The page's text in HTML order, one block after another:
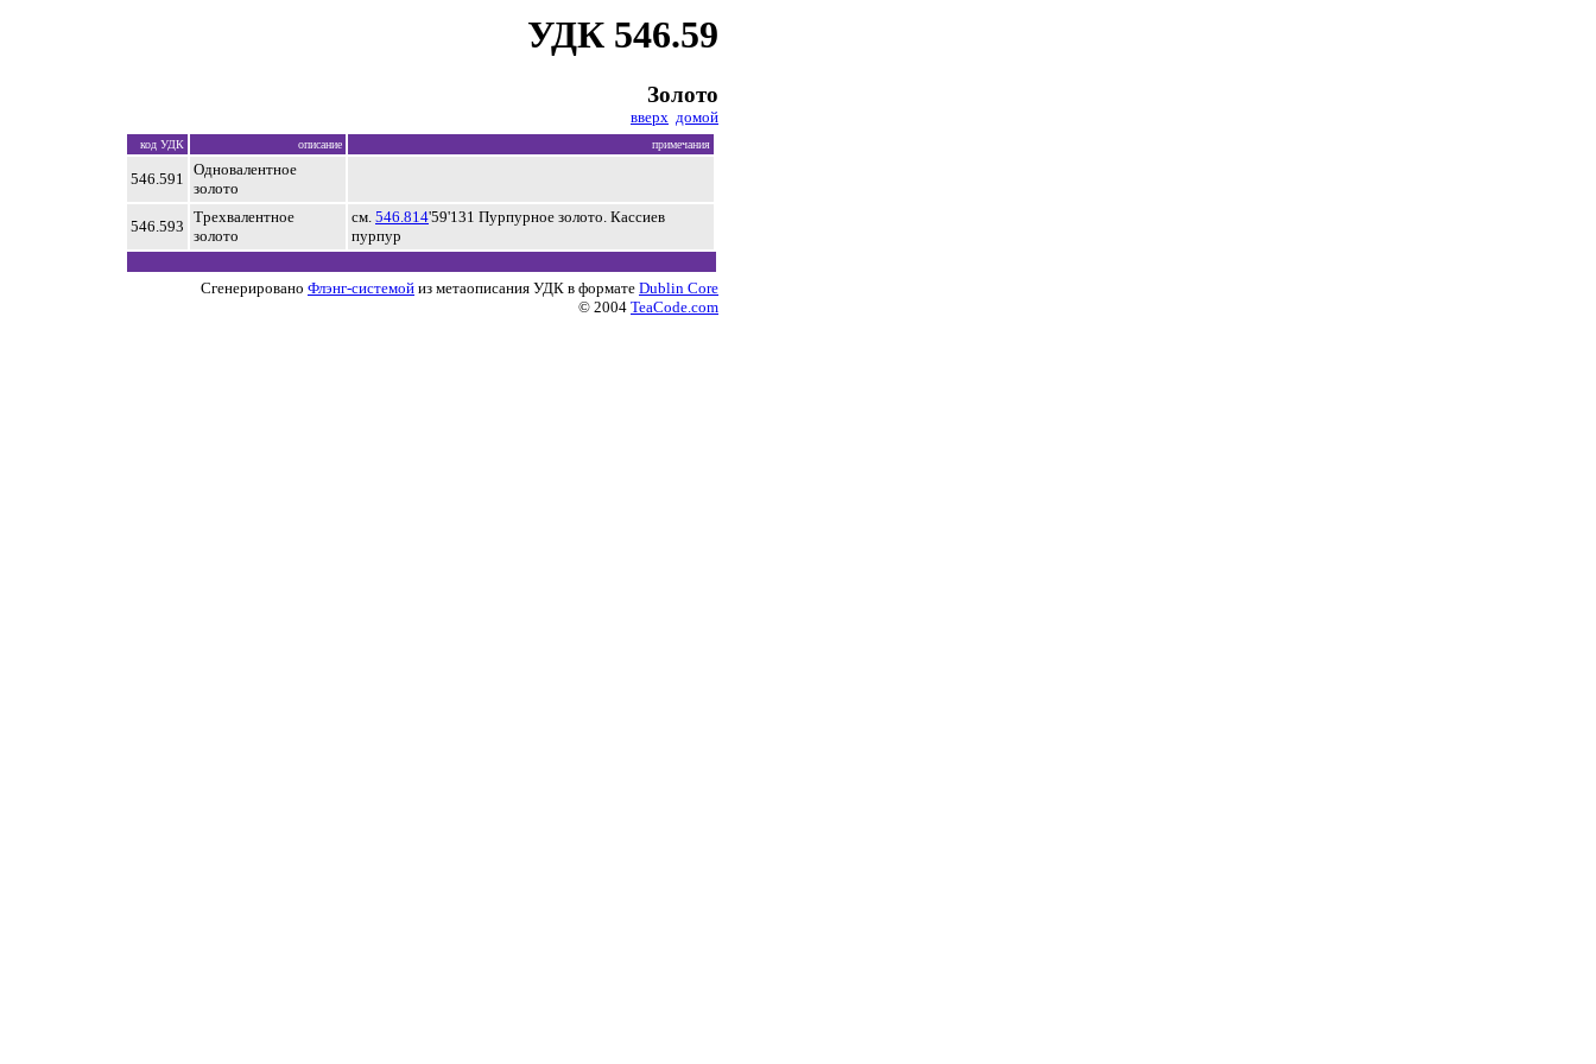
УДК 546.59
Золото
вверх домой
код УДК описание примечания
546.591
Одновалентное
золото
546.593
Трехвалентное
золото
см. 546.814'59'131 Пурпурное золото. Кассиев
пурпур
Сгенерировано Флэнг-системой из метаописания УДК в формате Dublin Core
© 2004 TeaCode.com